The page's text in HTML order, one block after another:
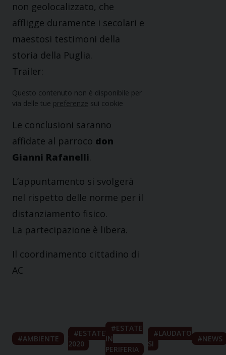
non geolocalizzato, che
affligge duramente i secolari e
maestosi testimoni della
storia della Puglia.
Trailer:
Questo contenuto non è disponibile per
via delle tue preferenze sui cookie
Le conclusioni saranno
affidate al parroco don
Gianni Rafanelli.
L’appuntamento si svolgerà
nel rispetto delle norme per il
distanziamento fisico.
La partecipazione è libera.
Il coordinamento cittadino di
AC
AMBIENTE
ESTATE
2020
ESTATE
IN
PERIFERIA
LAUDATO
SI
NEWS